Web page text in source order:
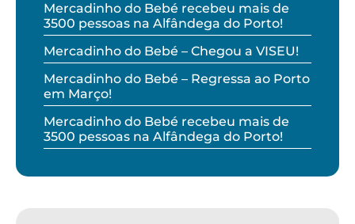
Mercadinho do Bebé recebeu mais de
3500 pessoas na Alfândega do Porto!
Mercadinho do Bebé – Chegou a VISEU!
Mercadinho do Bebé – Regressa ao Porto
em Março!
Mercadinho do Bebé recebeu mais de
3500 pessoas na Alfândega do Porto!